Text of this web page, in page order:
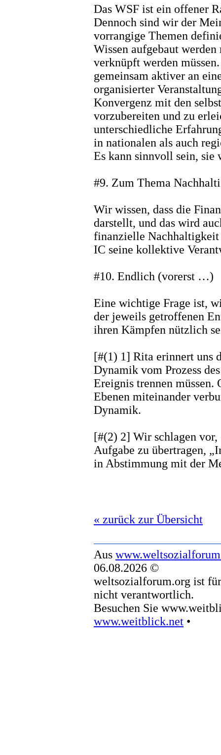
Das WSF ist ein offener
Dennoch sind wir der
vorrangige Themen
Wissen aufgebaut
verknüpft werden
gemeinsam aktiver an
organisierter
Konvergenz mit den
vorzubereiten und zu
unterschiedliche
in nationalen als auch
Es kann sinnvoll sein, sie
#9. Zum Thema
Wir wissen, dass die
darstellt, und das wird
finanzielle Nachhaltigkeit
IC seine kollektive
#10. Endlich (vorerst …)
Eine wichtige Frage ist,
der jeweils getroffenen
ihren Kämpfen nützlich
[#(1) 1] Rita erinnert uns
Dynamik vom Prozess
Ereignis trennen
Ebenen miteinander
Dynamik.
[#(2) 2] Wir schlagen
Aufgabe zu übertragen,
in Abstimmung mit der
« zurück zur Übersicht
Aus
06.08.2026 ©
weltsozialforum.org ist
nicht verantwortlich.
Besuchen Sie
www.weitblick.net •